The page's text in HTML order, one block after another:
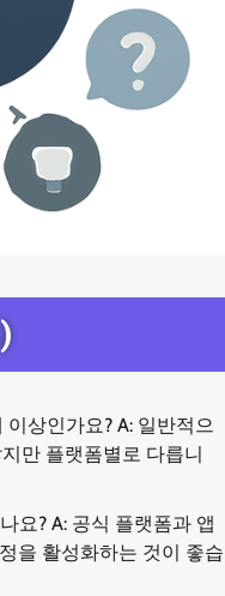
상인가요? A: 일반적으
만 플랫폼별로 다릅니
요? A: 공식 플랫폼과 앱
을 활성화하는 것이 좋습